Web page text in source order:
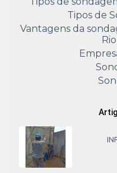
Tipos de
Vantagens da